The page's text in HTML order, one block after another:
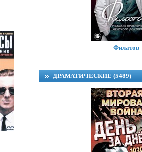
Лист
Филатов
ДРАМАТИЧЕСКИЕ (5489)